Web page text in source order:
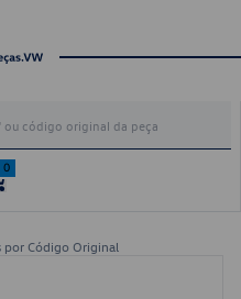
0
por Código Original